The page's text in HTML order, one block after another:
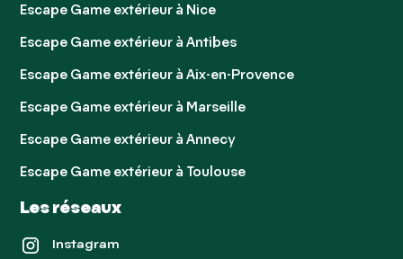
Escape Game extérieur à Nice
Escape Game extérieur à Antibes
Escape Game extérieur à Aix-en-Provence
Escape Game extérieur à Marseille
Escape Game extérieur à Annecy
Escape Game extérieur à Toulouse
Les réseaux
Instagram